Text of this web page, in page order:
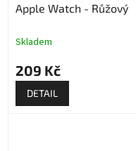
Apple Watch - Růžový
Skladem
209 Kč
DETAIL